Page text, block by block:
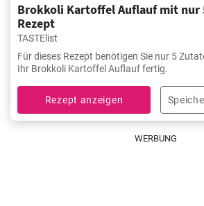
Brokkoli Kartoffel Auflauf mit nur
Rezept
TASTElist
Für dieses Rezept benötigen Sie nur 5
Ihr Brokkoli Kartoffel Auflauf fertig.
Rezept anzeigen
WERBUNG